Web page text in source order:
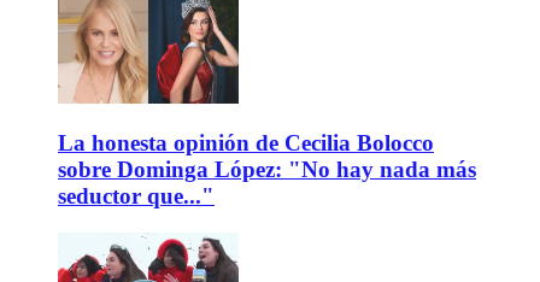
La honesta opinión de Cecilia Bolocco
sobre Dominga López: "No hay nada más
seductor que..."